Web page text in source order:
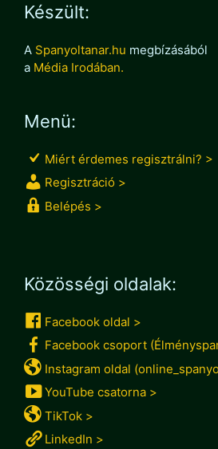
Készült:
A Spanyoltanar.hu megbízásából
a Média Irodában.
Menü:
Miért érdemes regisztrálni? >
Regisztráció >
Belépés >
Közösségi oldalak:
Facebook oldal >
Facebook csoport
Instagram oldal
YouTube csatorna >
TikTok >
LinkedIn >